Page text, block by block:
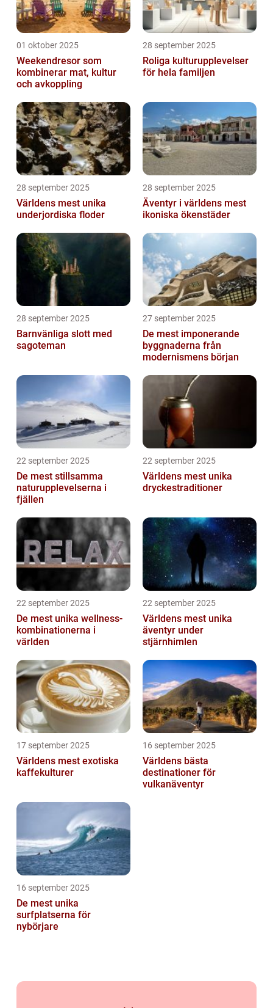
01 oktober 2025
Weekendresor som
kombinerar mat, kultur
och avkoppling
28 september 2025
Roliga kulturupplevelser
för hela familjen
28 september 2025
Världens mest unika
underjordiska floder
28 september 2025
Äventyr i världens mest
ikoniska ökenstäder
28 september 2025
Barnvänliga slott med
sagoteman
27 september 2025
De mest imponerande
byggnaderna från
modernismens början
22 september 2025
De mest stillsamma
naturupplevelserna i
fjällen
22 september 2025
Världens mest unika
dryckestraditioner
22 september 2025
De mest unika wellness-
kombinationerna i
världen
22 september 2025
Världens mest unika
äventyr under
stjärnhimlen
17 september 2025
Världens mest exotiska
kaffekulturer
16 september 2025
Världens bästa
destinationer för
vulkanäventyr
16 september 2025
De mest unika
surfplatserna för
nybörjare